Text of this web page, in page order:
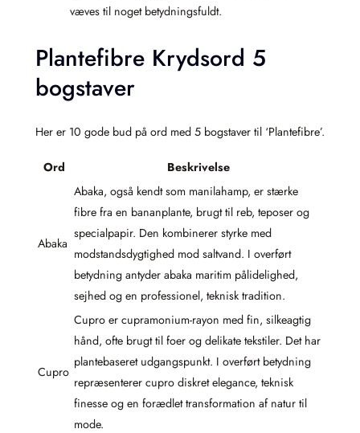
væves til noget betydningsfuldt.
Plantefibre Krydsord 5
bogstaver
Her er 10 gode bud på ord med 5 bogstaver til ‘Plantefibre’.
Ord Beskrivelse
Abaka
Abaka, også kendt som manilahamp, er stærke
fibre fra en bananplante, brugt til reb, teposer og
specialpapir. Den kombinerer styrke med
modstandsdygtighed mod saltvand. I overført
betydning antyder abaka maritim pålidelighed,
sejhed og en professionel, teknisk tradition.
Cupro
Cupro er cupramonium-rayon med fin, silkeagtig
hånd, ofte brugt til foer og delikate tekstiler. Det har
plantebaseret udgangspunkt. I overført betydning
repræsenterer cupro diskret elegance, teknisk
finesse og en forædlet transformation af natur til
mode.